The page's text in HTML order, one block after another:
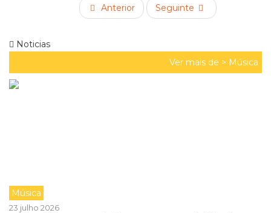
Anterior Seguinte
Noticias
Ver mais de > Música
Música
23 julho 2026